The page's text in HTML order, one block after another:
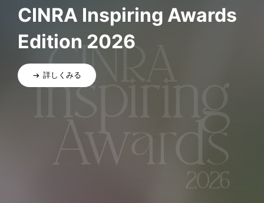
CINRA Inspiring Awards
Edition 2026
詳しくみる